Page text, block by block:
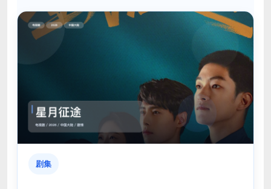
剧集